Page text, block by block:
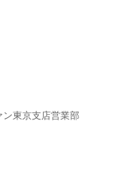
ン東京支店営業部